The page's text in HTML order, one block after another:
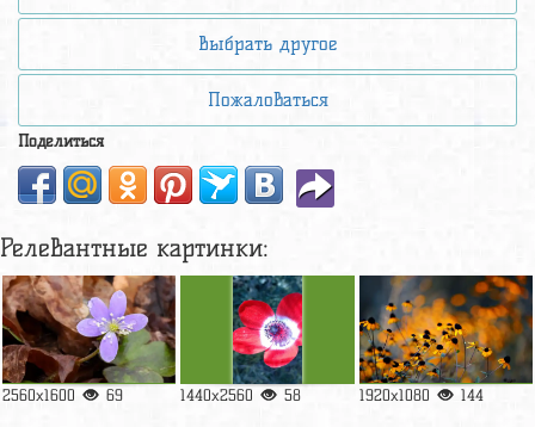
Выбрать другое
Пожаловаться
Поделиться
Релевантные картинки:
2560x1600 69 1440x2560 58 1920x1080 144